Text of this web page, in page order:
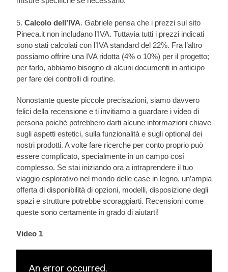
5. Calcolo dell’IVA. Gabriele pensa che i prezzi sul sito
Pineca.it non includano l’IVA. Tuttavia tutti i prezzi indicati
sono stati calcolati con l’IVA standard del 22%. Fra l’altro
possiamo offrire una IVA ridotta (4% o 10%) per il progetto;
per farlo, abbiamo bisogno di alcuni documenti in anticipo
per fare dei controlli di routine.
Nonostante queste piccole precisazioni, siamo davvero
felici della recensione e ti invitiamo a guardare i video di
persona poiché potrebbero darti alcune informazioni chiave
sugli aspetti estetici, sulla funzionalità e sugli optional dei
nostri prodotti. A volte fare ricerche per conto proprio può
essere complicato, specialmente in un campo così
complesso. Se stai iniziando ora a intraprendere il tuo
viaggio esplorativo nel mondo delle case in legno, un’ampia
offerta di disponibilità di opzioni, modelli, disposizione degli
spazi e strutture potrebbe scoraggiarti. Recensioni come
queste sono certamente in grado di aiutarti!
Video 1